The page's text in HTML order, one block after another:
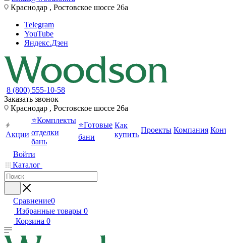
Краснодар , Ростовское шоссе 26а
Telegram
YouTube
Яндекс.Дзен
8 (800) 555-10-58
Заказать звонок
Краснодар , Ростовское шоссе 26а
Акции
⭐Комплекты
отделки
бань
⭐Готовые
бани
Как
купить
Проекты Компания
Войти
Каталог
Сравнение0
Избранные товары 0
Корзина 0